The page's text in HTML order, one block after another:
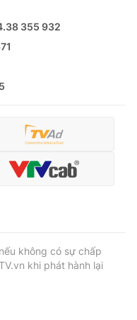
355 932
không có sự chấp
khi phát hành lại